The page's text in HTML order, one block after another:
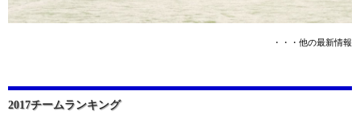
・・・他の最新情報
2017チームランキング